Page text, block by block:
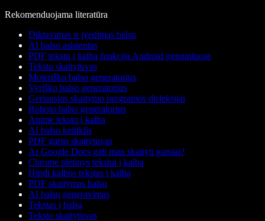
Rekomenduojama literatūra
Diktavimas ir įvedimas balsu
AI balso asistentas
PDF teksto į kalbą funkcija Android įrenginiuose
Teksto skaitytuvas
Moteriško balso generatorius
Vyriško balso generatorius
Geriausios skaitymo programos disleksijai
Roboto balso generatorius
Anime teksto į kalbą
AI balso keitiklis
PDF garso skaitytuvas
Ar Google Docs gali man skaityti garsiai?
Chrome plėtinys tekstui į kalbą
Hindi kalbos tekstas į kalbą
PDF skaitymas balsu
AI balsų generavimas
Tekstas į balsą
Teksto skaitytuvas